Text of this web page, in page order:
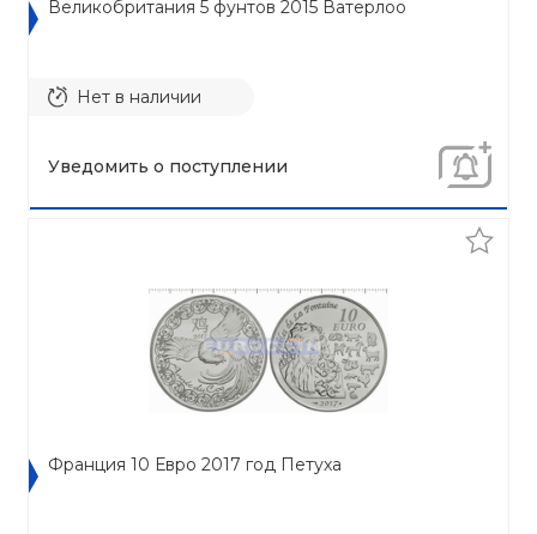
Великобритания 5 фунтов 2015 Ватерлоо
Нет в наличии
Уведомить о поступлении
Франция 10 Евро 2017 год Петуха